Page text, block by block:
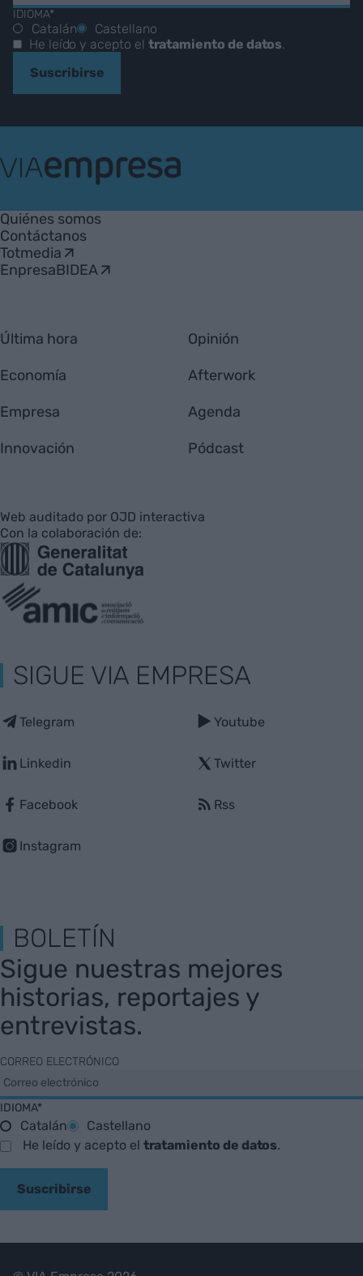
IDIOMA*
Catalán
Castellano
He leído y acepto el tratamiento de datos.
Suscribirse
Empresa
Quiénes somos
Contáctanos
Totmedia
EnpresaBIDEA
Última hora
Economía
Empresa
Innovación
Opinión
Afterwork
Agenda
Pódcast
Web auditado por OJD interactiva
Con la colaboración de:
SIGUE VIA EMPRESA
Telegram
Linkedin
Facebook
Instagram
Youtube
Twitter
Rss
BOLETÍN
Sigue nuestras mejores
historias, reportajes y
entrevistas.
CORREO ELECTRÓNICO
IDIOMA*
Catalán
Castellano
He leído y acepto el tratamiento de datos.
Suscribirse